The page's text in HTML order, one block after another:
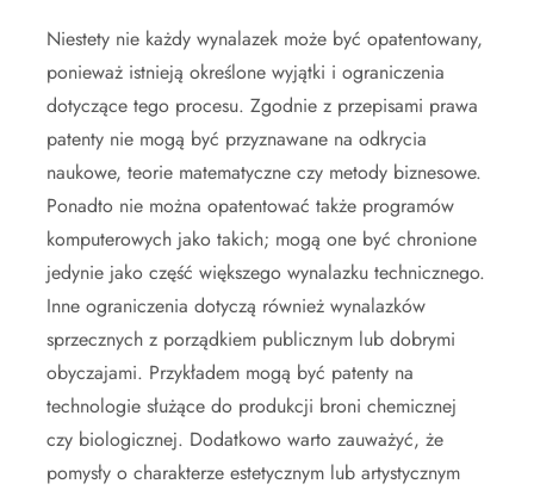
Niestety nie każdy wynalazek może być opatentowany,
ponieważ istnieją określone wyjątki i ograniczenia
dotyczące tego procesu. Zgodnie z przepisami prawa
patenty nie mogą być przyznawane na odkrycia
naukowe, teorie matematyczne czy metody biznesowe.
Ponadto nie można opatentować także programów
komputerowych jako takich; mogą one być chronione
jedynie jako część większego wynalazku technicznego.
Inne ograniczenia dotyczą również wynalazków
sprzecznych z porządkiem publicznym lub dobrymi
obyczajami. Przykładem mogą być patenty na
technologie służące do produkcji broni chemicznej
czy biologicznej. Dodatkowo warto zauważyć, że
pomysły o charakterze estetycznym lub artystycznym